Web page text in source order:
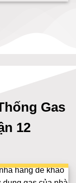
Gas
12
hàng để khảo